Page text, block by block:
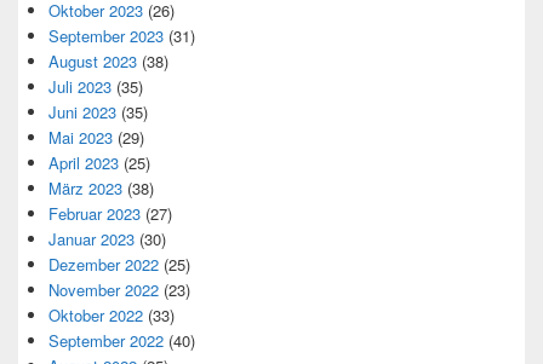
Oktober 2023 (26)
September 2023 (31)
August 2023 (38)
Juli 2023 (35)
Juni 2023 (35)
Mai 2023 (29)
April 2023 (25)
März 2023 (38)
Februar 2023 (27)
Januar 2023 (30)
Dezember 2022 (25)
November 2022 (23)
Oktober 2022 (33)
September 2022 (40)